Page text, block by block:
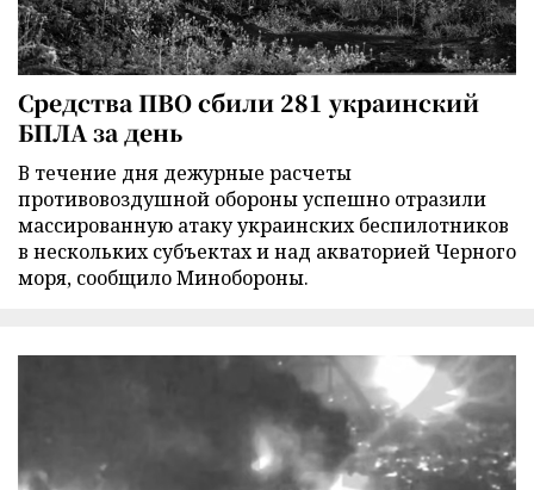
Средства ПВО сбили 281 украинский
БПЛА за день
В течение дня дежурные расчеты
противовоздушной обороны успешно отразили
массированную атаку украинских беспилотников
в нескольких субъектах и над акваторией Черного
моря, сообщило Минобороны.